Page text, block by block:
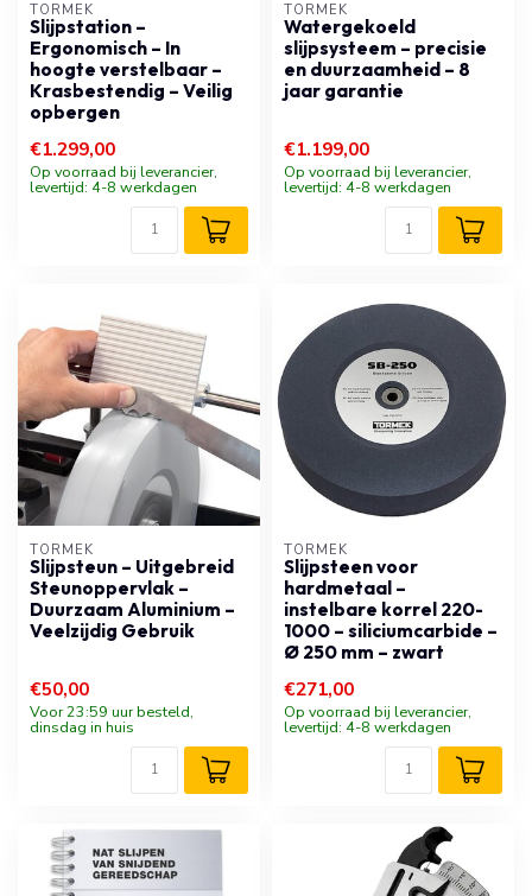
TORMEK
Slijpstation –
Ergonomisch – In
hoogte verstelbaar –
Krasbestendig – Veilig
opbergen
€1.299,00
Op voorraad bij leverancier,
levertijd: 4-8 werkdagen
TORMEK
Watergekoeld
slijpsysteem – precisie
en duurzaamheid – 8
jaar garantie
€1.199,00
Op voorraad bij leverancier,
levertijd: 4-8 werkdagen
TORMEK
Slijpsteun – Uitgebreid
Steunoppervlak –
Duurzaam Aluminium –
Veelzijdig Gebruik
€50,00
Voor 23:59 uur besteld,
dinsdag in huis
TORMEK
Slijpsteen voor
hardmetaal –
instelbare korrel 220-
1000 – siliciumcarbide –
Ø 250 mm – zwart
€271,00
Op voorraad bij leverancier,
levertijd: 4-8 werkdagen